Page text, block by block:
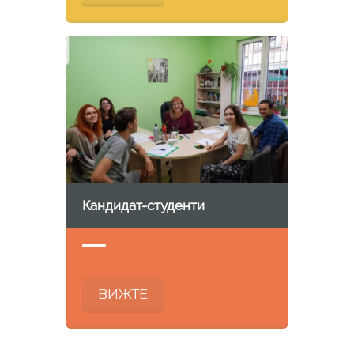
Кандидат-студенти
ВИЖТЕ